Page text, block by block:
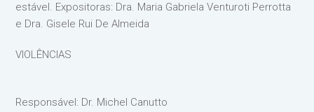
estável. Expositoras: Dra. Maria Gabriela Venturoti Perrotta
e Dra. Gisele Rui De Almeida
VIOLÊNCIAS
Responsável: Dr. Michel Canutto